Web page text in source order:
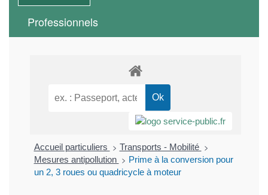
Professionnels
Accueil particuliers > Transports - Mobilité >
Mesures antipollution > Prime à la conversion pour
un 2, 3 roues ou quadricycle à moteur